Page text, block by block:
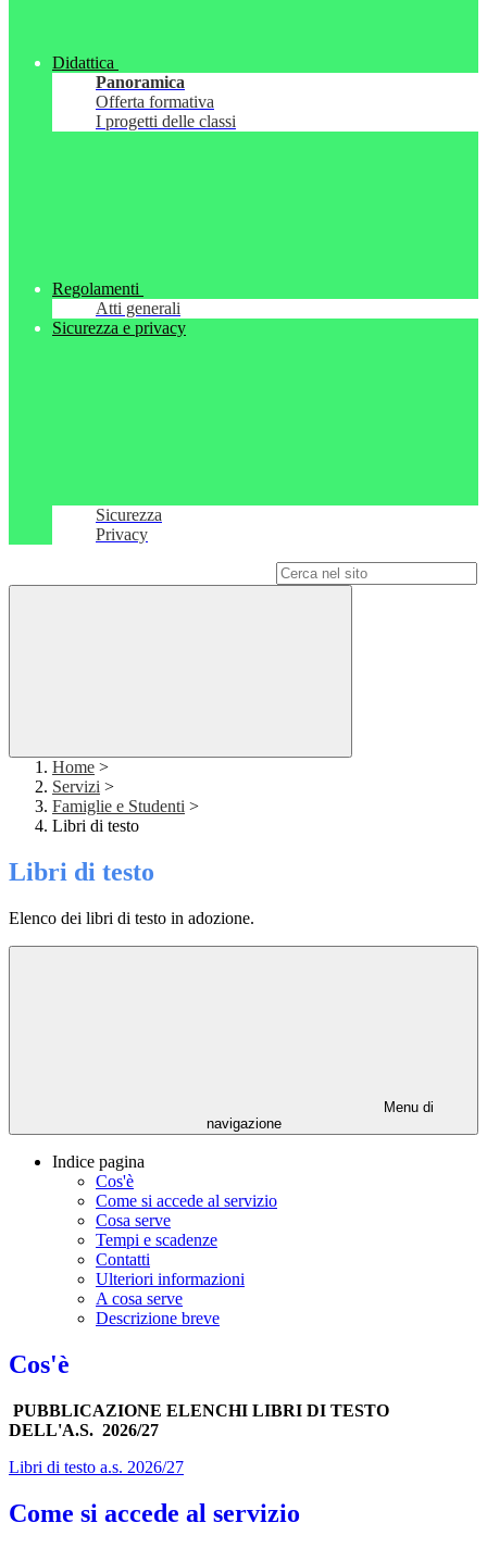
Didattica
Panoramica
Offerta formativa
I progetti delle classi
Regolamenti
Atti generali
Sicurezza e privacy
Sicurezza
Privacy
Home >
Servizi >
Famiglie e Studenti >
Libri di testo
Libri di testo
Elenco dei libri di testo in adozione.
Menu di
navigazione
Indice pagina
Cos'è
Come si accede al servizio
Cosa serve
Tempi e scadenze
Contatti
Ulteriori informazioni
A cosa serve
Descrizione breve
Cos'è
PUBBLICAZIONE ELENCHI LIBRI DI TESTO
DELL'A.S. 2026/27
Libri di testo a.s. 2026/27
Come si accede al servizio